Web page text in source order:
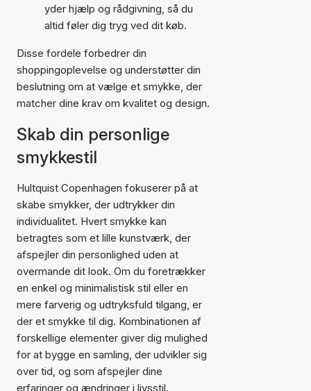
yder hjælp og rådgivning, så du
altid føler dig tryg ved dit køb.
Disse fordele forbedrer din
shoppingoplevelse og understøtter din
beslutning om at vælge et smykke, der
matcher dine krav om kvalitet og design.
Skab din personlige
smykkestil
Hultquist Copenhagen fokuserer på at
skabe smykker, der udtrykker din
individualitet. Hvert smykke kan
betragtes som et lille kunstværk, der
afspejler din personlighed uden at
overmande dit look. Om du foretrækker
en enkel og minimalistisk stil eller en
mere farverig og udtryksfuld tilgang, er
der et smykke til dig. Kombinationen af
forskellige elementer giver dig mulighed
for at bygge en samling, der udvikler sig
over tid, og som afspejler dine
erfaringer og ændringer i livsstil.